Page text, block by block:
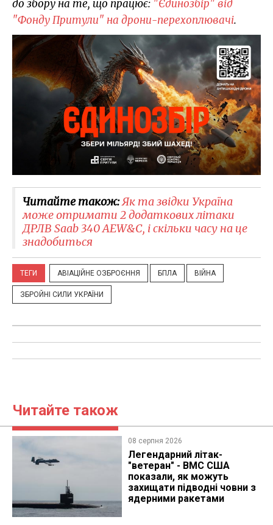
до збору на те, що працює: "Єдинозбір" від
"Фонду Притули" на дрони-перехоплювачі.
Читайте також:Як та звідки Україна
може отримати 2 додаткових літаки
ДРЛВ Saab 340 AEW&C, і скільки часу на це
знадобиться
ТЕГИ АВІАЦІЙНЕ ОЗБРОЄННЯ БПЛА ВІЙНА
ЗБРОЙНІ СИЛИ УКРАЇНИ
Читайте також
08 серпня 2026
Легендарний літак-
"ветеран" - ВМС США
показали, як можуть
захищати підводні човни з
ядерними ракетами